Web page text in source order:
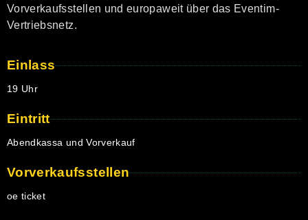
Vorverkaufsstellen und europaweit über das Eventim-
Vertriebsnetz.
Einlass
19 Uhr
Eintritt
Abendkassa und Vorverkauf
Vorverkaufsstellen
oe ticket